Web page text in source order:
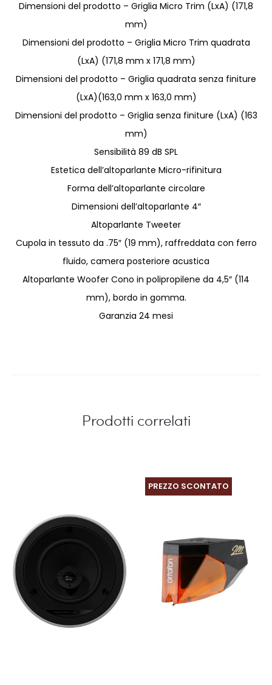
Dimensioni del prodotto – Griglia Micro Trim (LxA) (171,8
mm)
Dimensioni del prodotto – Griglia Micro Trim quadrata
(LxA) (171,8 mm x 171,8 mm)
Dimensioni del prodotto – Griglia quadrata senza finiture
(LxA)(163,0 mm x 163,0 mm)
Dimensioni del prodotto – Griglia senza finiture (LxA) (163
mm)
Sensibilità 89 dB SPL
Estetica dell’altoparlante Micro-rifinitura
Forma dell’altoparlante circolare
Dimensioni dell’altoparlante 4″
Altoparlante Tweeter
Cupola in tessuto da .75″ (19 mm), raffreddata con ferro
fluido, camera posteriore acustica
Altoparlante Woofer Cono in polipropilene da 4,5″ (114
mm), bordo in gomma.
Garanzia 24 mesi
Prodotti correlati
PREZZO SCONTATO